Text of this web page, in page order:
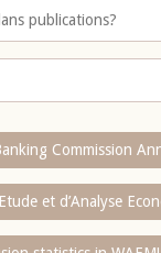
Commission
et d’Analyse